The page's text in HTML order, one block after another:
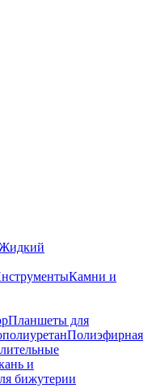
Камни и
Планшеты для
Полиэфирная
и
бижутерии